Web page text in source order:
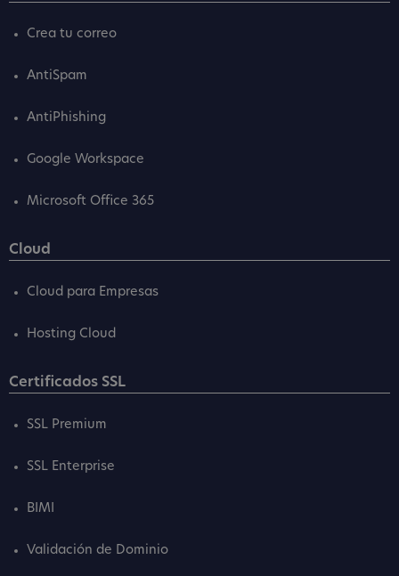
Crea tu correo
AntiSpam
AntiPhishing
Google Workspace
Microsoft Office 365
Cloud
Cloud para Empresas
Hosting Cloud
Certificados SSL
SSL Premium
SSL Enterprise
BIMI
Validación de Dominio